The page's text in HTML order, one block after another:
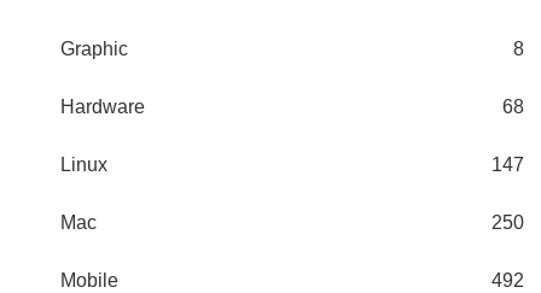
Graphic 8
Hardware 68
Linux 147
Mac 250
Mobile 492